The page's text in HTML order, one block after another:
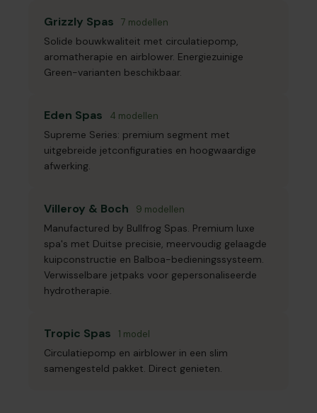
Grizzly Spas 7 modellen
Solide bouwkwaliteit met circulatiepomp,
aromatherapie en airblower. Energiezuinige
Green-varianten beschikbaar.
Eden Spas 4 modellen
Supreme Series: premium segment met
uitgebreide jetconfiguraties en hoogwaardige
afwerking.
Villeroy & Boch 9 modellen
Manufactured by Bullfrog Spas. Premium luxe
spa's met Duitse precisie, meervoudig gelaagde
kuipconstructie en Balboa-bedieningssysteem.
Verwisselbare jetpaks voor gepersonaliseerde
hydrotherapie.
Tropic Spas 1 model
Circulatiepomp en airblower in een slim
samengesteld pakket. Direct genieten.